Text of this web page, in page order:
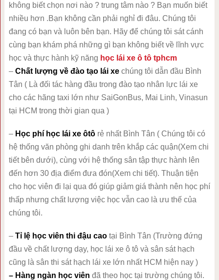
không biết chọn nơi nào ? trung tâm nào ? Bạn muốn biết
nhiều hơn .Bạn không cần phải nghỉ đi đâu. Chúng tôi
đang có bạn và luôn bên bạn. Hãy để chúng tôi sát cánh
cùng bạn khám phá những gì bạn không biết về lĩnh vực
học và thực hành kỹ năng học lái xe ô tô tphcm
– Chất lượng về đào tạo lái xechúng tôi dẫn đầu Bình
Tân ( Là đối tác hàng đầu trong đào tạo nhân lực lái xe
cho các hãng taxi lớn như SaiGonBus, Mai Linh, Vinasun
tại HCM trong thời gian qua )
– Học phí học lái xe ôtô rẻ nhất Bình Tân ( Chúng tôi có
hệ thống văn phòng ghi danh trên khắp các quận(Xem chi
tiết bên dưới), cùng với hệ thống sân tập thực hành lên
đến hơn 30 địa điểm đưa đón(Xem chi tiết). Thuận tiện
cho học viên đi lại qua đó giúp giảm giá thành nên học phí
thấp nhưng chất lượng việc học vẫn cao là ưu thế của
chúng tôi.
– Tỉ lệ học viên thi đậu caotại Bình Tân (Trường đứng
đầu về chất lượng dạy, học lái xe ô tô và sân sát hạch
cũng là sân thi sát hạch lái xe lớn nhất HCM hiện nay )
– Hàng ngàn học viên đã theo học tại trường chúng tôi.